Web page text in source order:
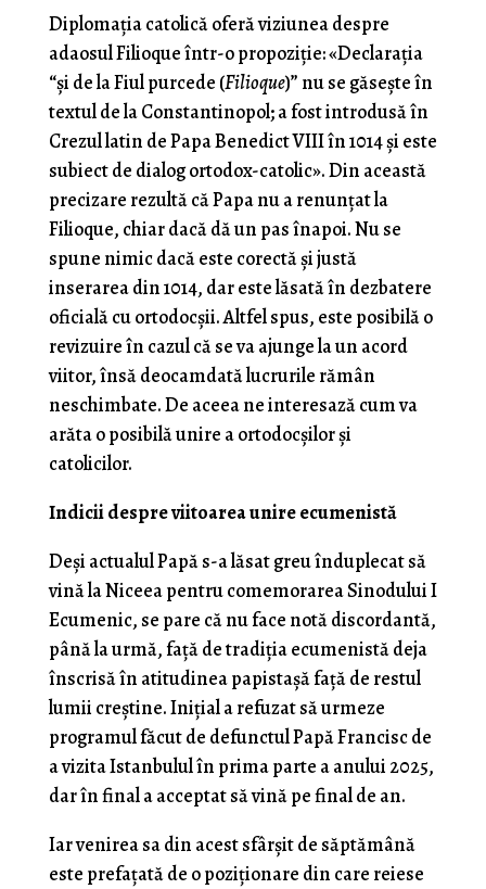
Diplomația catolică oferă viziunea despre
adaosul Filioque într-o propoziție: «Declarația
“și de la Fiul purcede (Filioque)” nu se găsește în
textul de la Constantinopol; a fost introdusă în
Crezul latin de Papa Benedict VIII în 1014 și este
subiect de dialog ortodox-catolic». Din această
precizare rezultă că Papa nu a renunțat la
Filioque, chiar dacă dă un pas înapoi. Nu se
spune nimic dacă este corectă și justă
inserarea din 1014, dar este lăsată în dezbatere
oficială cu ortodocșii. Altfel spus, este posibilă o
revizuire în cazul că se va ajunge la un acord
viitor, însă deocamdată lucrurile rămân
neschimbate. De aceea ne interesază cum va
arăta o posibilă unire a ortodocșilor și
catolicilor.
Indicii despre viitoarea unire ecumenistă
Deși actualul Papă s-a lăsat greu înduplecat să
vină la Niceea pentru comemorarea Sinodului I
Ecumenic, se pare că nu face notă discordantă,
până la urmă, față de tradiția ecumenistă deja
înscrisă în atitudinea papistașă față de restul
lumii creștine. Inițial a refuzat să urmeze
programul făcut de defunctul Papă Francisc de
a vizita Istanbulul în prima parte a anului 2025,
dar în final a acceptat să vină pe final de an.
Iar venirea sa din acest sfârșit de săptămână
este prefațată de o poziționare din care reiese